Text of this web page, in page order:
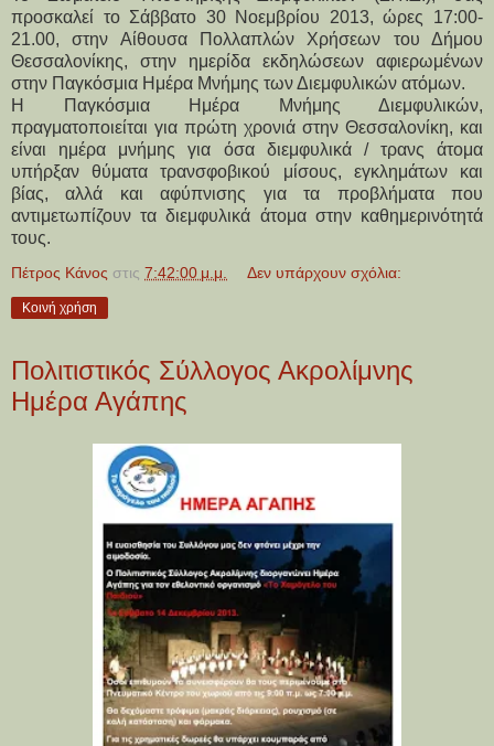
προσκαλεί το Σάββατο 30 Νοεμβρίου 2013, ώρες 17:00-
21.00, στην Αίθουσα Πολλαπλών Χρήσεων του Δήμου
Θεσσαλονίκης, στην ημερίδα εκδηλώσεων αφιερωμένων
στην Παγκόσμια Ημέρα Μνήμης των Διεμφυλικών ατόμων.
Η Παγκόσμια Ημέρα Μνήμης Διεμφυλικών,
πραγματοποιείται για πρώτη χρονιά στην Θεσσαλονίκη, και
είναι ημέρα μνήμης για όσα διεμφυλικά / τρανς άτομα
υπήρξαν θύματα τρανσφοβικού μίσους, εγκλημάτων και
βίας, αλλά και αφύπνισης για τα προβλήματα που
αντιμετωπίζουν τα διεμφυλικά άτομα στην καθημερινότητά
τους.
Πέτρος Κάνος στις 7:42:00 μ.μ. Δεν υπάρχουν σχόλια:
Κοινή χρήση
Πολιτιστικός Σύλλογος Ακρολίμνης
Ημέρα Αγάπης